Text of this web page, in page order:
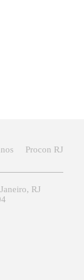
Procon RJ
RJ